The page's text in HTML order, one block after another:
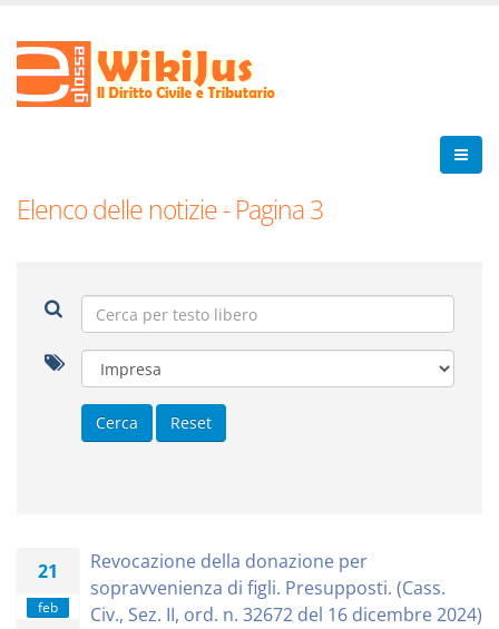
Elenco delle notizie - Pagina 3
21
feb
Revocazione della donazione per
sopravvenienza di figli. Presupposti. (Cass.
Civ., Sez. II, ord. n. 32672 del 16 dicembre 2024)